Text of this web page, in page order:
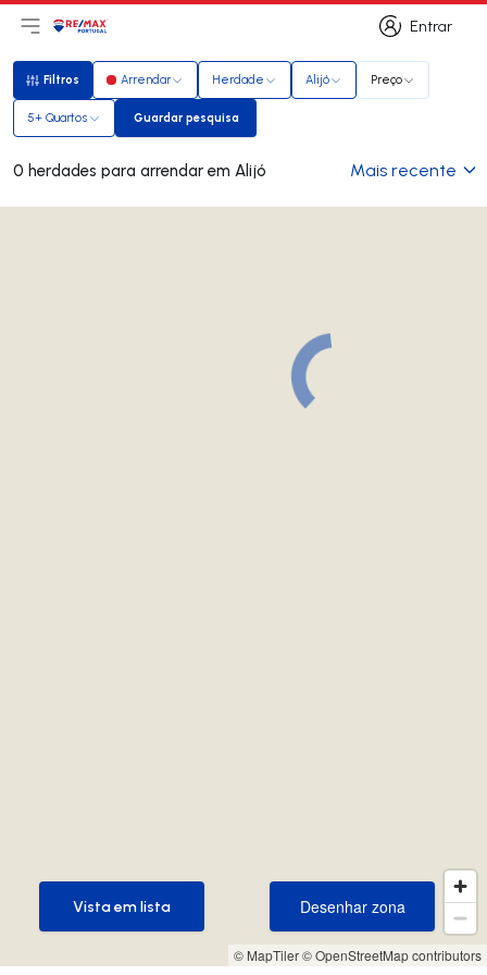
Entrar
Entrar
Abri menu principal
LogoIr para página inicial
Filtros
Filtros Arrendar Herdade Alijó Preço
5+ Quartos Guardar pesquisa
Guardar pesquisa
0 herdades para arrendar em Alijó Mais recente
© MapTiler© OpenStreetMap contributors
Desenhar zona
Desenhar zona
Vista em lista
Vista em lista